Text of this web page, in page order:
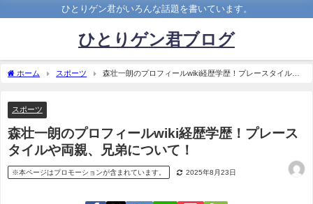
ひとりゲン君がいろんな話題を書いています。
ひとりゲン君ブログ
ホーム スポーツ
森壮一朗のプロフィールwiki経歴学歴！プレースタイルや
スポーツ
森壮一朗のプロフィールwiki経歴学歴！プレース
タイルや両親、兄弟について！
※本ページはプロモーションが含まれています。 2025年8月23日